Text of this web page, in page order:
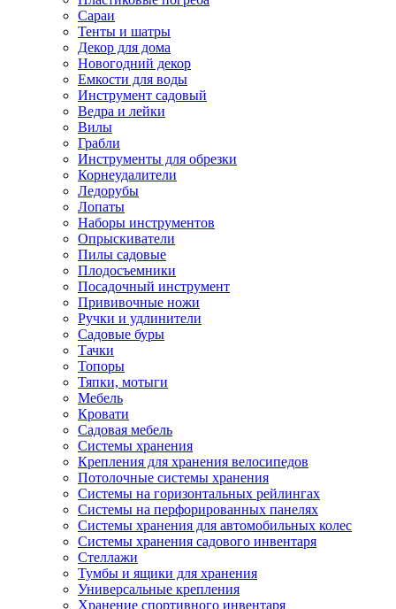
Сараи
Тенты и шатры
Декор для дома
Новогодний декор
Емкости для воды
Инструмент садовый
Ведра и лейки
Вилы
Грабли
Инструменты для обрезки
Корнеудалители
Ледорубы
Лопаты
Наборы инструментов
Опрыскиватели
Пилы садовые
Плодосъемники
Посадочный инструмент
Прививочные ножи
Ручки и удлинители
Садовые буры
Тачки
Топоры
Тяпки, мотыги
Мебель
Кровати
Садовая мебель
Системы хранения
Крепления для хранения велосипедов
Потолочные системы хранения
Системы на горизонтальных рейлингах
Системы на перфорированных панелях
Системы хранения для автомобильных колес
Системы хранения садового инвентаря
Стеллажи
Тумбы и ящики для хранения
Универсальные крепления
Хранение спортивного инвентаря